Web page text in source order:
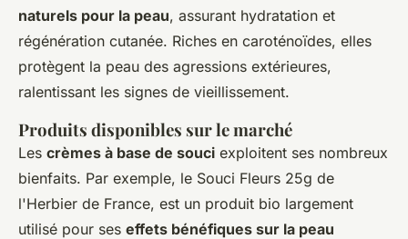
naturels pour la peau, assurant hydratation et
régénération cutanée. Riches en caroténoïdes, elles
protègent la peau des agressions extérieures,
ralentissant les signes de vieillissement.
Produits disponibles sur le marché
Les crèmes à base de souci exploitent ses nombreux
bienfaits. Par exemple, le Souci Fleurs 25g de
l'Herbier de France, est un produit bio largement
utilisé pour ses effets bénéfiques sur la peau